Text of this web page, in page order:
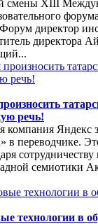
смены XIII
директор
директора
речь!
Яндекс
в переводчике.
семиотики
технологии в